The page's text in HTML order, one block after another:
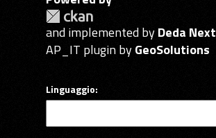
and implemented byDeda Next
AP_IT plugin byGeoSolutions
Linguaggio